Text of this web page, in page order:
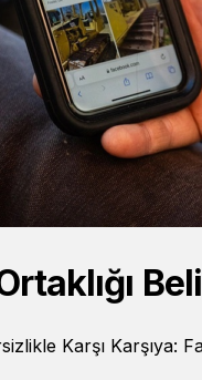
Karşı